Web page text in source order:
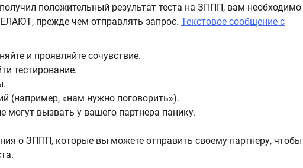
положительный результат теста на ЗППП, вам необходимо
прежде чем отправлять запрос. Текстовое сообщение с
и проявляйте сочувствие.
тестирование.
(например, «нам нужно поговорить»).
могут вызвать у вашего партнера панику.
о ЗППП, которые вы можете отправить своему партнеру, чтобы